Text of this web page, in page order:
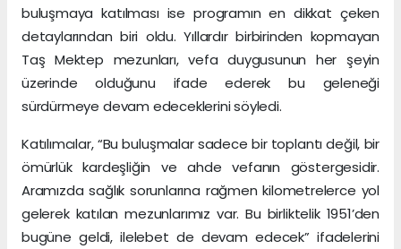
buluşmaya katılması ise programın en dikkat çeken
detaylarından biri oldu. Yıllardır birbirinden kopmayan
Taş Mektep mezunları, vefa duygusunun her şeyin
üzerinde olduğunu ifade ederek bu geleneği
sürdürmeye devam edeceklerini söyledi.
Katılımcılar, “Bu buluşmalar sadece bir toplantı değil, bir
ömürlük kardeşliğin ve ahde vefanın göstergesidir.
Aramızda sağlık sorunlarına rağmen kilometrelerce yol
gelerek katılan mezunlarımız var. Bu birliktelik 1951’den
bugüne geldi, ilelebet de devam edecek” ifadelerini